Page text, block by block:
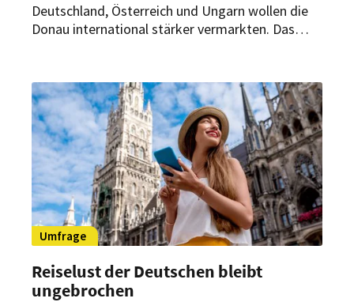
Deutschland, Österreich und Ungarn wollen die
Donau international stärker vermarkten. Das
Umfrage
Reiselust der Deutschen bleibt
ungebrochen